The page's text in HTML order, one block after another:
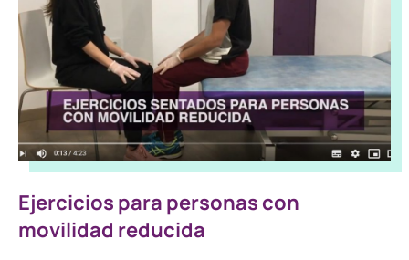
Ejercicios para personas con
movilidad reducida